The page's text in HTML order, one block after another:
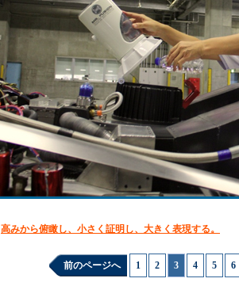
高みから俯瞰し、小さく証明し、大きく表現する。
前のページへ 1 2 3 4 5 6